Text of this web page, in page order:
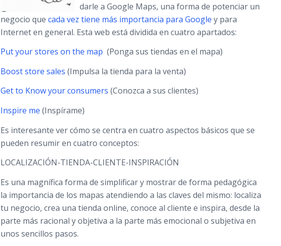
darle a Google Maps, una forma de potenciar un
negocio quecada vez tiene más importancia para Google y para
Internet en general. Esta web está dividida en cuatro apartados:
Put your stores on the map (Ponga sus tiendas en el mapa)
Boost store sales (Impulsa la tienda para la venta)
Get to Know your consumers (Conozca a sus clientes)
Inspire me (Inspírame)
Es interesante ver cómo se centra en cuatro aspectos básicos que se
pueden resumir en cuatro conceptos:
LOCALIZACIÓN-TIENDA-CLIENTE-INSPIRACIÓN
Es una magnífica forma de simplificar y mostrar de forma pedagógica
la importancia de los mapas atendiendo a las claves del mismo: localiza
tu negocio, crea una tienda online, conoce al cliente e inspira, desde la
parte más racional y objetiva a la parte más emocional o subjetiva en
unos sencillos pasos.